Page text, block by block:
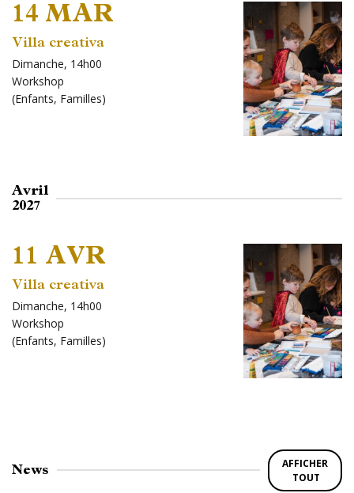
14 MAR
Villa creativa
Dimanche, 14h00
Workshop
(Enfants, Familles)
Avril
2027
11 AVR
Villa creativa
Dimanche, 14h00
Workshop
(Enfants, Familles)
News
AFFICHER
TOUT